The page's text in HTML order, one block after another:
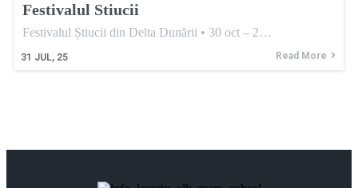
Festivalul Stiucii
31 JUL, 25
Festivalul Știucii din Delta Dunării • 30 oct – 2…
Read More